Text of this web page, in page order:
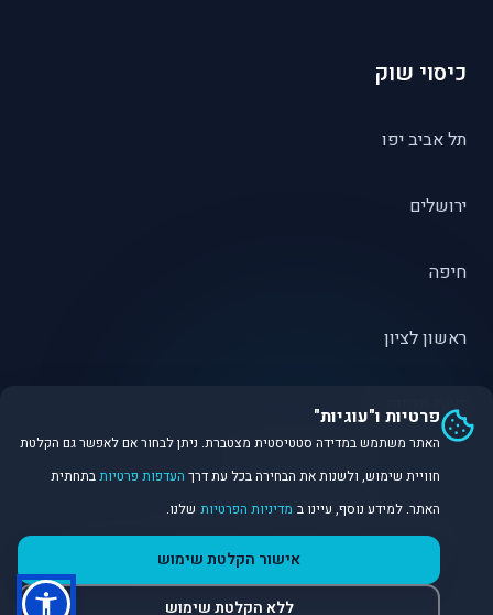
כיסוי שוק
תל אביב יפו
ירושלים
חיפה
ראשון לציון
פתח תקווה
©
פלטפורמת נתונים ובינה מלאכותית לניתוח שוק הנדל״ן.
פרטיות ו"עוגיות"
האתר משתמש במדידה סטטיסטית מצטברת. ניתן לבחור אם לאפשר גם הקלטת
חוויית שימוש, ולשנות את הבחירה בכל עת דרך העדפות פרטיותבתחתית
האתר. למידע נוסף, עיינו ב מדיניות הפרטיות שלנו.
אישור הקלטת שימוש
ללא הקלטת שימוש